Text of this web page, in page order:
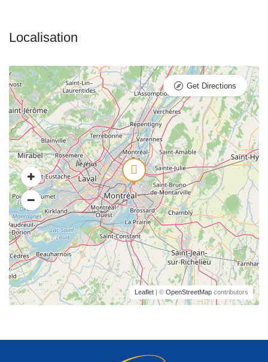
Leaflet | © OpenStreetMap contributors
Get Directions